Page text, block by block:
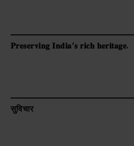
𝐏𝐫𝐞𝐬𝐞𝐫𝐯𝐢𝐧𝐠 𝐈𝐧𝐝𝐢𝐚’𝐬 𝐫𝐢𝐜𝐡 𝐡𝐞𝐫𝐢𝐭𝐚𝐠𝐞.
सुविचार